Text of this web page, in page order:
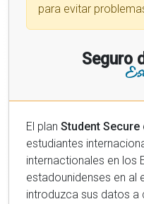
para evitar
Seguro
El plan Student Secure
estudiantes internacionales.
internactionales en los
estadounidenses en al
introduzca sus datos a